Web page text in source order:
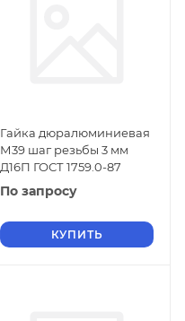
Гайка дюралюминиевая
М39 шаг резьбы 3 мм
Д16П ГОСТ 1759.0-87
По запросу
КУПИТЬ